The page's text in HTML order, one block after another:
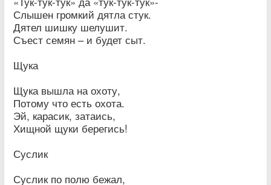
Слышен громкий дятла стук.
Дятел шишку шелушит.
Съест семян – и будет сыт.
Щука
Щука вышла на охоту,
Потому что есть охота.
Эй, карасик, затаись,
Хищной щуки берегись!
Суслик
Суслик по полю бежал,